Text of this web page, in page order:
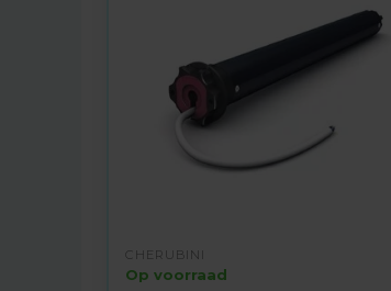
CHERUBINI
Op voorraad